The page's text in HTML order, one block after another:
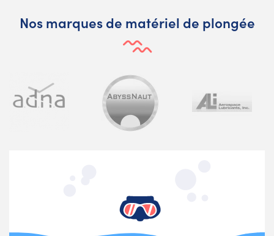
Nos marques de matériel de plongée